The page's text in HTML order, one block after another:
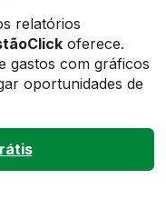
relatórios
oferece.
gastos com gráficos
oportunidades de